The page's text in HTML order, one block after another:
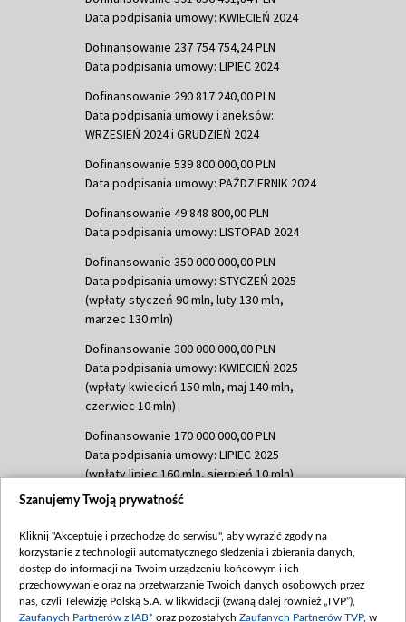
Data podpisania umowy: KWIECIEŃ 2024
Dofinansowanie 237 754 754,24 PLN
Data podpisania umowy: LIPIEC 2024
Dofinansowanie 290 817 240,00 PLN
Data podpisania umowy i aneksów:
WRZESIEŃ 2024 i GRUDZIEŃ 2024
Dofinansowanie 539 800 000,00 PLN
Data podpisania umowy: PAŹDZIERNIK 2024
Dofinansowanie 49 848 800,00 PLN
Data podpisania umowy: LISTOPAD 2024
Dofinansowanie 350 000 000,00 PLN
Data podpisania umowy: STYCZEŃ 2025
(wpłaty styczeń 90 mln, luty 130 mln,
marzec 130 mln)
Dofinansowanie 300 000 000,00 PLN
Data podpisania umowy: KWIECIEŃ 2025
(wpłaty kwiecień 150 mln, maj 140 mln,
czerwiec 10 mln)
Dofinansowanie 170 000 000,00 PLN
Data podpisania umowy: LIPIEC 2025
(wpłaty lipiec 160 mln, sierpień 10 mln)
Dofinansowanie 60 000 000,00 PLN
(wpłata wrzesień 60 mln)
Dofinansowanie 635 783 051,21 PLN
Data podpisania umowy: WRZESIEŃ 2025
(wpłata wrzesień 100 mln, październik 350
Szanujemy Twoją prywatność
Kliknij "Akceptuję i przechodzę do serwisu", aby wyrazić zgody na
korzystanie z technologii automatycznego śledzenia i zbierania danych,
dostęp do informacji na Twoim urządzeniu końcowym i ich
przechowywanie oraz na przetwarzanie Twoich danych osobowych przez
nas, czyli Telewizję Polską S.A. w likwidacji (zwaną dalej również „TVP”),
Zaufanych Partnerów z IAB* oraz pozostałych Zaufanych Partnerów TVP, w